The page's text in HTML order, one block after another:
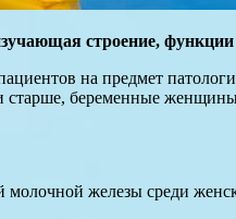
строение,
на предмет
беременные
молочной железы среди